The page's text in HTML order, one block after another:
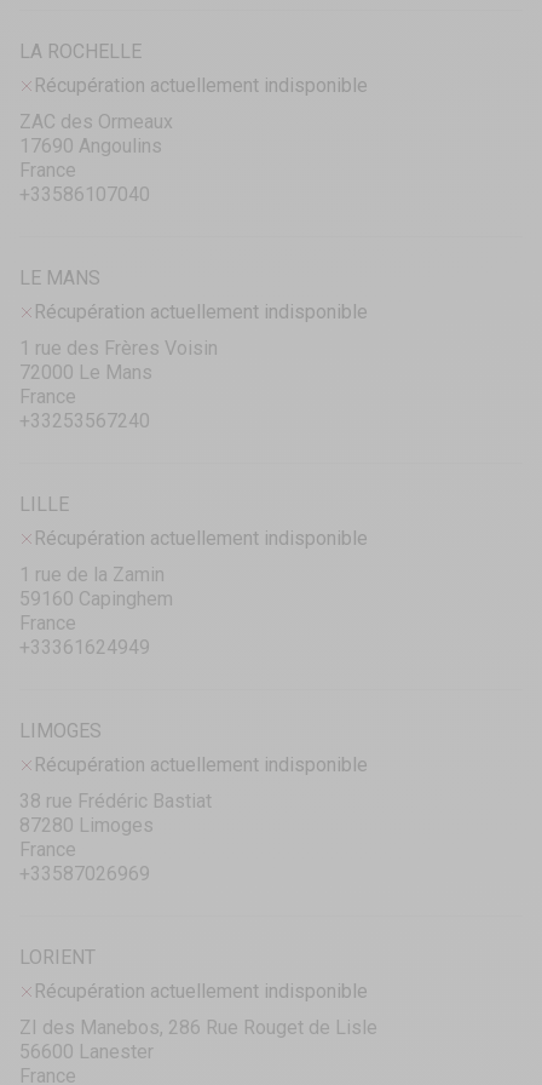
LA ROCHELLE
Récupération actuellement indisponible
ZAC des Ormeaux
17690 Angoulins
France
+33586107040
LE MANS
Récupération actuellement indisponible
1 rue des Frères Voisin
72000 Le Mans
France
+33253567240
LILLE
Récupération actuellement indisponible
1 rue de la Zamin
59160 Capinghem
France
+33361624949
LIMOGES
Récupération actuellement indisponible
38 rue Frédéric Bastiat
87280 Limoges
France
+33587026969
LORIENT
Récupération actuellement indisponible
ZI des Manebos, 286 Rue Rouget de Lisle
56600 Lanester
France